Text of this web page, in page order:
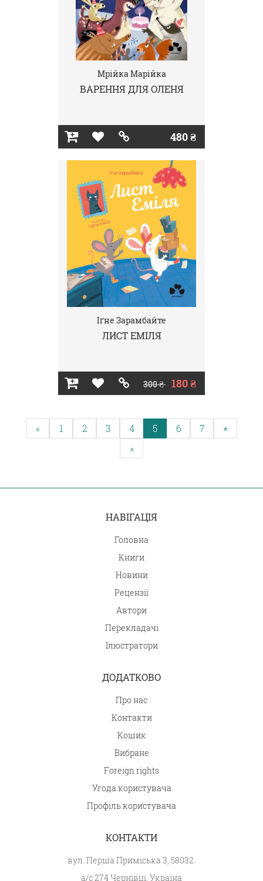
Мрійка Марійка
ВАРЕННЯ ДЛЯ ОЛЕНЯ
480 ₴
Іґне Зарамбайте
ЛИСТ ЕМІЛЯ
300 ₴ 180 ₴
« 1 2 3 4 5 6 7 *
»
НАВІГАЦІЯ
Головна
Книги
Новини
Рецензії
Автори
Перекладачі
Ілюстратори
ДОДАТКОВО
Про нас
Контакти
Кошик
Вибране
Foreign rights
Угода користувача
Профіль користувача
КОНТАКТИ
вул. Перша Приміська 3, 58032.
а/с 274 Чернівці, Україна